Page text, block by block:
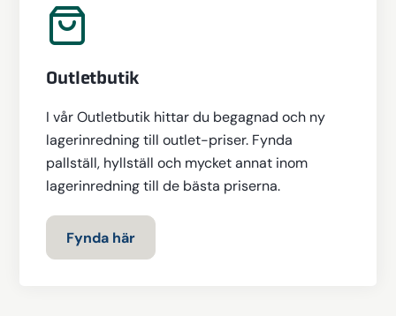
Outletbutik
I vår Outletbutik hittar du begagnad och ny
lagerinredning till outlet-priser. Fynda
pallställ, hyllställ och mycket annat inom
lagerinredning till de bästa priserna.
Fynda här